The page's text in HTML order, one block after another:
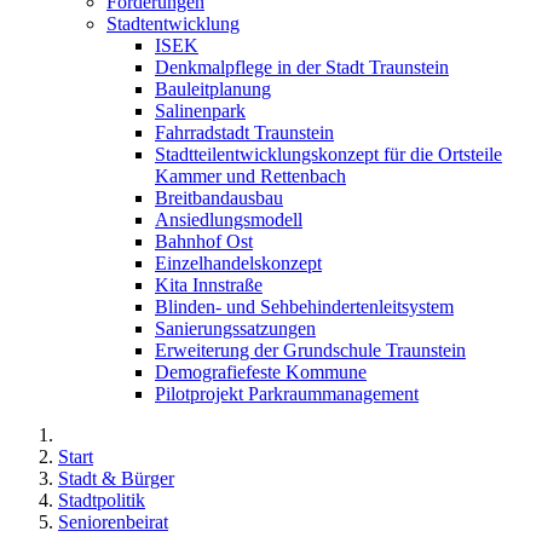
Stadtentwicklung
ISEK
Denkmalpflege in der Stadt Traunstein
Bauleitplanung
Salinenpark
Fahrradstadt Traunstein
Stadtteilentwicklungskonzept für die Ortsteile
Kammer und Rettenbach
Breitbandausbau
Ansiedlungsmodell
Bahnhof Ost
Einzelhandelskonzept
Kita Innstraße
Blinden- und Sehbehindertenleitsystem
Sanierungssatzungen
Erweiterung der Grundschule Traunstein
Demografiefeste Kommune
Pilotprojekt Parkraummanagement
Start
Stadt & Bürger
Stadtpolitik
Seniorenbeirat